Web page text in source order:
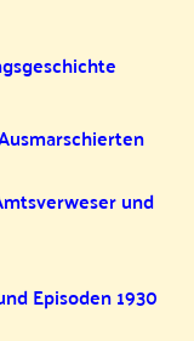
und
Episoden 1930